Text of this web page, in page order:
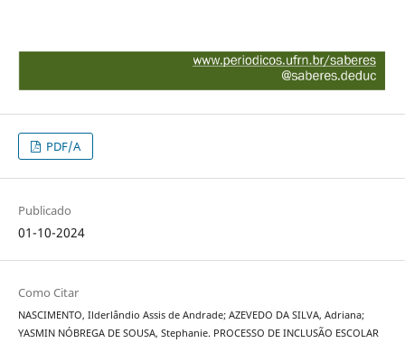
PDF/A
Publicado
01-10-2024
Como Citar
NASCIMENTO, Ilderlândio Assis de Andrade; AZEVEDO DA SILVA, Adriana;
YASMIN NÓBREGA DE SOUSA, Stephanie. PROCESSO DE INCLUSÃO ESCOLAR